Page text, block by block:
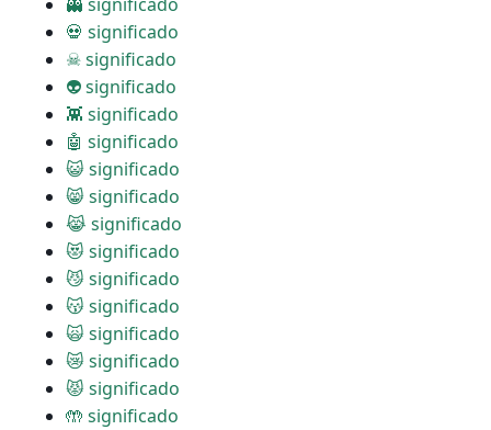
💀 significado
☠ significado
👽 significado
👾 significado
🤖 significado
😺 significado
😸 significado
😹 significado
😻 significado
😼 significado
😽 significado
🙀 significado
😿 significado
😾 significado
🤲 significado